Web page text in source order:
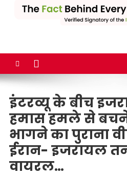
leading
इंटरव्यू के बीच
हमास हमले से
भागने का पुराना
ईरान- इजरायल
वायरल…